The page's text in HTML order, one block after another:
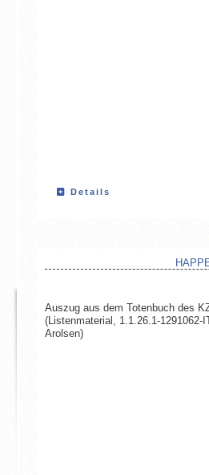
Details
Auszug aus dem Totenbuch des
(Listenmaterial, 1.1.26.1-1291062-
Arolsen)